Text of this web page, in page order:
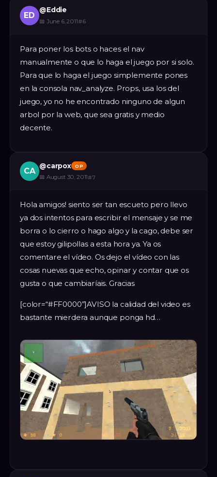
ED
@Eddie
📅 June 6, 2011#6
Para poner los bots o haces el nav
manualmente o que lo haga el juego por si solo.
Para que lo haga el juego simplemente pones
en la consola nav_analyze. Props, usa los del
juego, yo no he encontrado ninguno de algun
arbol por la web, que sea gratis y medio
decente.
CA
@carpox OP
📅 August 30, 2011#7
Hola amigos! siento ser tan escueto pero llevo
ya dos intentos para escribir el mensaje y se me
borra o lo cierro o hago algo y la cago, debe ser
que estoy gilipollas a esta hora ya. Ya os
comentare el vídeo. Os dejo el vídeo con las
cosas nuevas que echo, opinar y contar que os
gusta o que cambiaríais. Gracias
[color=“#FF0000”]AVISO la calidad del video es
bastante mierdera aunque ponga hd…